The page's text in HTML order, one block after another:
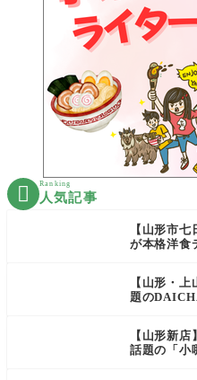
 Ranking
人気記事
【山形市
が本格洋食
【山形・
題の
【山形新
話題の「小